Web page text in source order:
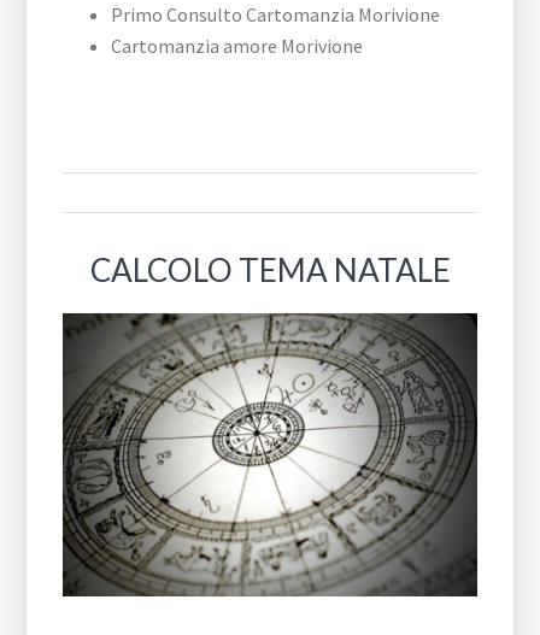
Primo Consulto Cartomanzia Morivione
Cartomanzia amore Morivione
CALCOLO TEMA NATALE